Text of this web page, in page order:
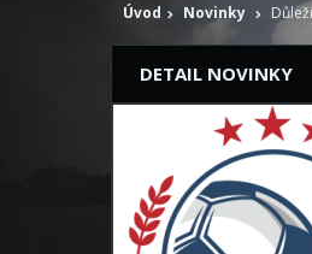
Úvod Novinky
DETAIL NOVINKY